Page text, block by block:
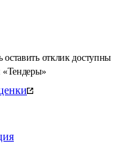
отклик доступны
«Тендеры»